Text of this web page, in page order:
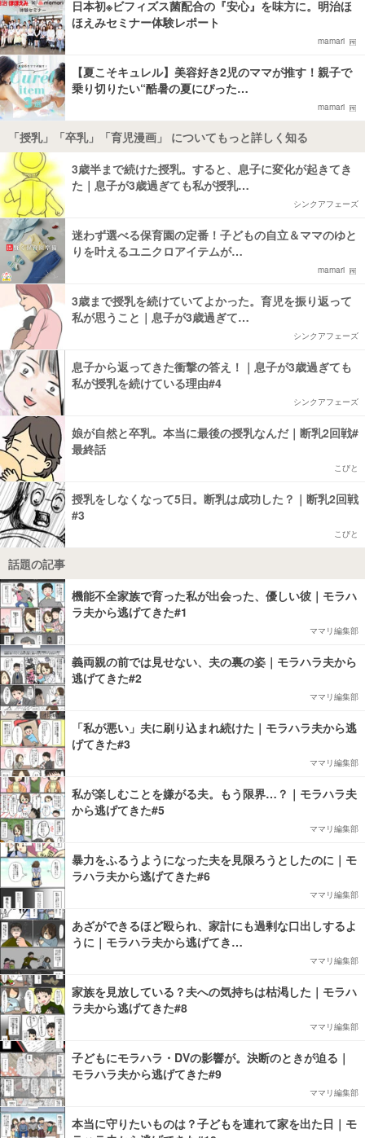
日本初※ビフィズス菌配合の『安心』を味方に。明治ほ
ほえみセミナー体験レポート
mamari
【夏こそキュレル】美容好き2児のママが推す！親子で
乗り切りたい“酷暑の夏にぴった…
mamari
「授乳」「卒乳」「育児漫画」 についてもっと詳しく知る
3歳半まで続けた授乳。すると、息子に変化が起きてき
た｜息子が3歳過ぎても私が授乳…
シンクアフェーズ
迷わず選べる保育園の定番！子どもの自立＆ママのゆと
りを叶えるユニクロアイテムが…
mamari
3歳まで授乳を続けていてよかった。育児を振り返って
私が思うこと｜息子が3歳過ぎて…
シンクアフェーズ
息子から返ってきた衝撃の答え！｜息子が3歳過ぎても
私が授乳を続けている理由#4
シンクアフェーズ
娘が自然と卒乳。本当に最後の授乳なんだ｜断乳2回戦#
最終話
こびと
授乳をしなくなって5日。断乳は成功した？｜断乳2回戦
#3
こびと
話題の記事
機能不全家族で育った私が出会った、優しい彼｜モラハ
ラ夫から逃げてきた#1
ママリ編集部
義両親の前では見せない、夫の裏の姿｜モラハラ夫から
逃げてきた#2
ママリ編集部
「私が悪い」夫に刷り込まれ続けた｜モラハラ夫から逃
げてきた#3
ママリ編集部
私が楽しむことを嫌がる夫。もう限界…？｜モラハラ夫
から逃げてきた#5
ママリ編集部
暴力をふるうようになった夫を見限ろうとしたのに｜モ
ラハラ夫から逃げてきた#6
ママリ編集部
あざができるほど殴られ、家計にも過剰な口出しするよ
うに｜モラハラ夫から逃げてき…
ママリ編集部
家族を見放している？夫への気持ちは枯渇した｜モラハ
ラ夫から逃げてきた#8
ママリ編集部
子どもにモラハラ・DVの影響が。決断のときが迫る｜
モラハラ夫から逃げてきた#9
ママリ編集部
本当に守りたいものは？子どもを連れて家を出た日｜モ